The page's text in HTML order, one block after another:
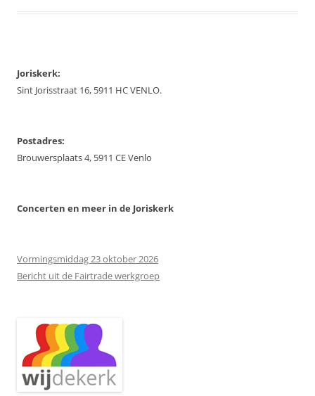
Joriskerk:
Sint Jorisstraat 16, 5911 HC VENLO.
Postadres:
Brouwersplaats 4, 5911 CE Venlo
Concerten en meer in de Joriskerk
Vormingsmiddag 23 oktober 2026
Bericht uit de Fairtrade werkgroep